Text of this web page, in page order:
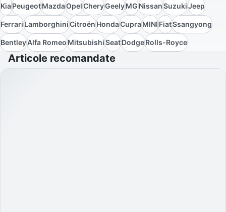
KiaPeugeotMazdaOpelCheryGeelyMGNissanSuzukiJeep
FerrariLamborghiniCitroënHondaCupraMINIFiatSsangyong
BentleyAlfa RomeoMitsubishiSeatDodgeRolls-Royce
Articole recomandate